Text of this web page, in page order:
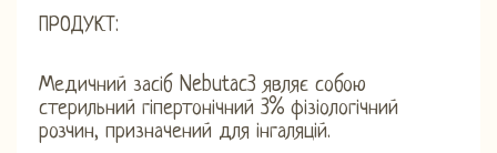
ПРОДУКТ:
Медичний засіб Nebutac3 являє собою
стерильний гіпертонічний 3% фізіологічний
розчин, призначений для інгаляцій.